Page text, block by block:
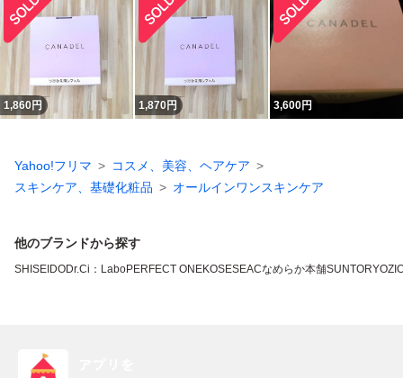
1,860円 1,870円 3,600円
Yahoo!フリマ
コスメ、美容、ヘアケア
スキンケア、基礎化粧品
オールインワンスキンケア
他のブランドから探す
SHISEIDODr.Ci：LaboPERFECT ONEKOSESEACなめらか本舗SUNTORY